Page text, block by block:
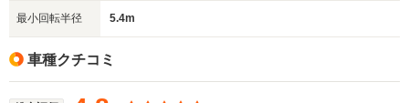
最小回転半径 5.4m
車種クチコミ